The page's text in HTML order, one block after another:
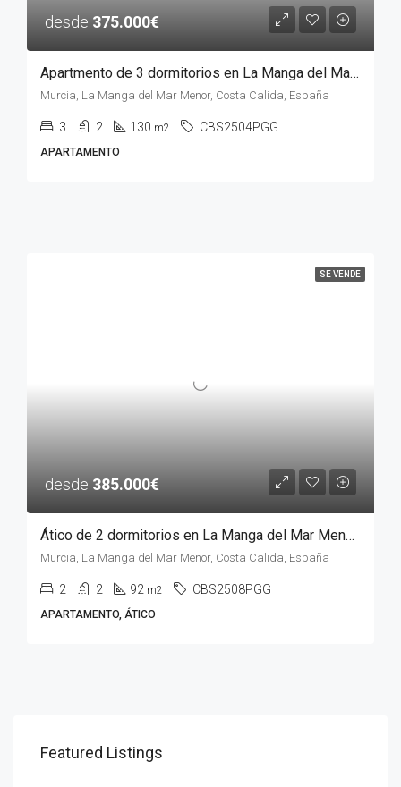
desde 375.000€
Apartmento de 3 dormitorios en La Manga del Mar Menor, MURCIA
Murcia, La Manga del Mar Menor, Costa Calida, España
3 2 130 m2 CBS2504PGG
APARTAMENTO
SE VENDE
desde 385.000€
Ático de 2 dormitorios en La Manga del Mar Menor, MURCIA
Murcia, La Manga del Mar Menor, Costa Calida, España
2 2 92 m2 CBS2508PGG
APARTAMENTO, ÁTICO
Featured Listings